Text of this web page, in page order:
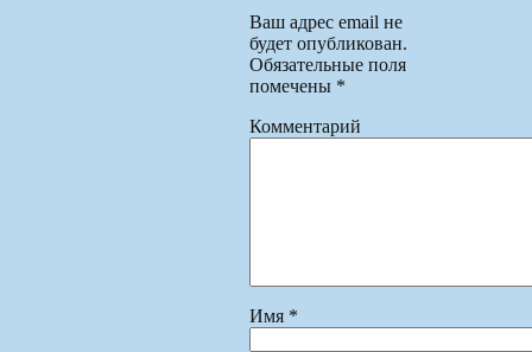
Ваш адрес email не
будет опубликован.
Обязательные поля
помечены *
Комментарий
Имя *